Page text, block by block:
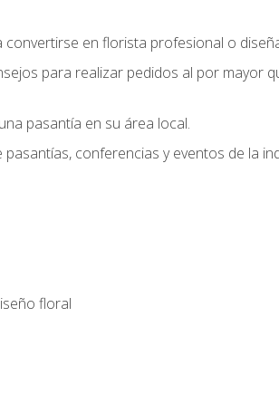
en florista profesional o
para realizar pedidos al por mayor
pasantía en su área local.
conferencias y eventos de la
floral